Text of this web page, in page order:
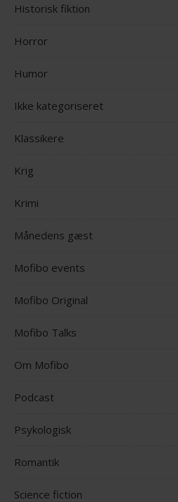
Historisk fiktion
Horror
Humor
Ikke kategoriseret
Klassikere
Krig
Krimi
Månedens gæst
Mofibo events
Mofibo Original
Mofibo Talks
Om Mofibo
Podcast
Psykologisk
Romantik
Science fiction